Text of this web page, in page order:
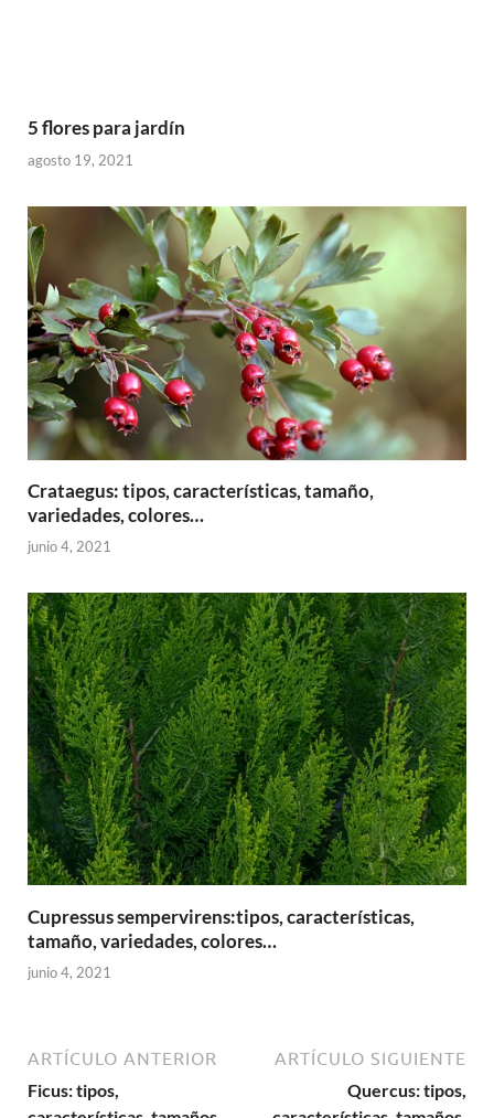
5 flores para jardín
agosto 19, 2021
Crataegus: tipos, características, tamaño,
variedades, colores…
junio 4, 2021
Cupressus sempervirens:tipos, características,
tamaño, variedades, colores…
junio 4, 2021
ARTÍCULO ANTERIOR
Ficus: tipos,
ARTÍCULO SIGUIENTE
Quercus: tipos,